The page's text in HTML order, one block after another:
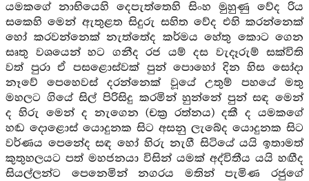
යමකගේ නාභියෙහි දෙපැත්තෙහි සිංහ මුහුණු වේද රිය
සකෙහි මෙන් ඇතුළත සිදුරු සහිත වේද එහි කරන්නෙක්
හෝ කරවන්නෙක් නැත්තේද කර්මය හේතු කොට ගෙන
සෘතු වශයෙන් හට ගනීද රජ යම් දස වැදෑරුම් සක්විති
වත් පුරා ඒ පසළොස්වක් පුන් පොහෝ දින හිස සෝදා
නෑවේ පෙහෙවස් දරන්නෙක් වූයේ උතුම් පහයේ මතු
මහලට ගියේ සිල් පිරිසිදු කරමින් හුන්නේ පුන් සඳ මෙන්
ද හිරු මෙන් ද නැගෙන (චක්‍ර රත්නය) දකී ද යමකගේ
හඬ දොළොස් යොදුනක සිට අසනු ලැබේද යොදුනක සිට
වර්ණය පෙනේද සඳ හෝ හිරු නැගී සිටියේ යයි ඉතාමත්
කුතුහලයට පත් මහජනයා විසින් යමක් අද්විතීය යයි හඟීද
සියල්ලන්ට පෙනෙමින් නගරය මතින් පැමිණ රජුගේ